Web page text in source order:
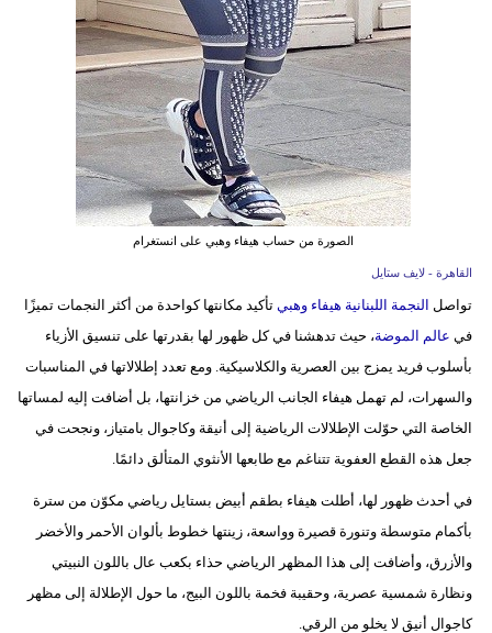
الصورة من حساب هيفاء وهبي على انستغرام
القاهرة - لايف ستايل
تواصل النجمة اللبنانية هيفاء وهبي تأكيد مكانتها كواحدة من أكثر النجمات تميزًا
في عالم الموضة، حيث تدهشنا في كل ظهور لها بقدرتها على تنسيق الأزياء
بأسلوب فريد يمزج بين العصرية والكلاسيكية. ومع تعدد إطلالاتها في المناسبات
والسهرات، لم تهمل هيفاء الجانب الرياضي من خزانتها، بل أضافت إليه لمساتها
الخاصة التي حوّلت الإطلالات الرياضية إلى أنيقة وكاجوال بامتياز، ونجحت في
جعل هذه القطع العفوية تتناغم مع طابعها الأنثوي المتألق دائمًا.
في أحدث ظهور لها، أطلت هيفاء بطقم أبيض بستايل رياضي مكوّن من سترة
بأكمام متوسطة وتنورة قصيرة وواسعة، زينتها خطوط بألوان الأحمر والأخضر
والأزرق، وأضافت إلى هذا المظهر الرياضي حذاء بكعب عال باللون النبيتي
ونظارة شمسية عصرية، وحقيبة فخمة باللون البيج، ما حول الإطلالة إلى مظهر
كاجوال أنيق لا يخلو من الرقي.